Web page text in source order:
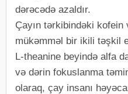
dərəcədə azaldır.
Çayın tərkibindəki
mükəmməl bir ikili təşkil
L-theanine beyində alfa
və dərin fokuslanma
olaraq, çay insanı